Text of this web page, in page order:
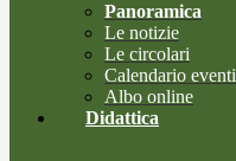
Panoramica
Le notizie
Le circolari
Calendario eventi
Albo online
Didattica